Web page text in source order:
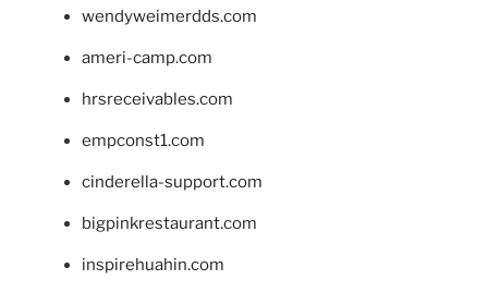
wendyweimerdds.com
ameri-camp.com
hrsreceivables.com
empconst1.com
cinderella-support.com
bigpinkrestaurant.com
inspirehuahin.com